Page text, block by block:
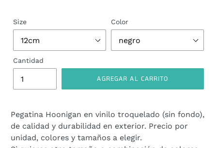
Size Color
Cantidad
AGREGAR AL CARRITO
el
producto
a
tu
Pegatina Hoonigan en vinilo troquelado (sin fondo),
de calidad y durabilidad en exterior. Precio por
unidad, colores y tamaños a elegir.